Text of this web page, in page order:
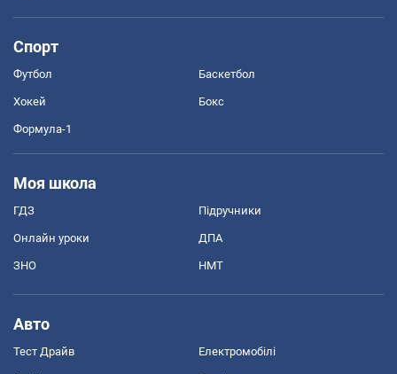
Спорт
Футбол Баскетбол
Хокей Бокс
Формула-1
Моя школа
ГДЗ Підручники
Онлайн уроки ДПА
ЗНО НМТ
Авто
Тест Драйв Електромобілі